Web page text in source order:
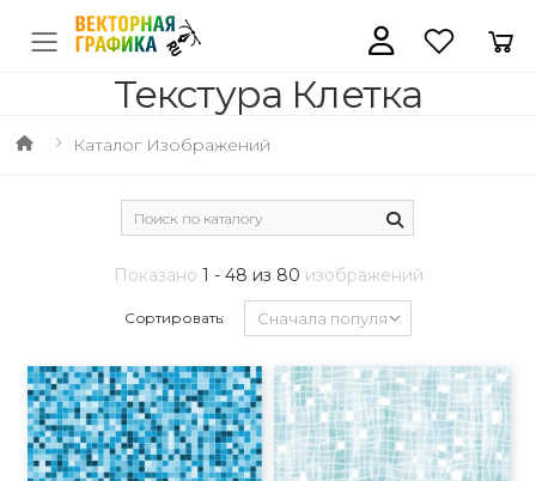
Текстура Клетка
Каталог Изображений
Показано 1 - 48 из 80 изображений
Сортировать: